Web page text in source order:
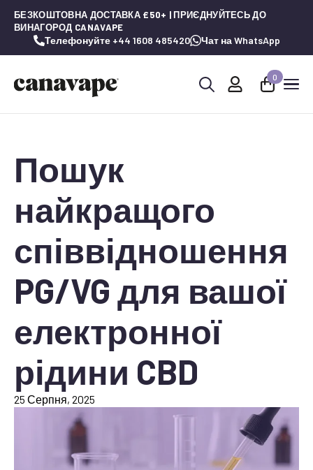
БЕЗКОШТОВНА ДОСТАВКА £50+ | ПРИЄДНУЙТЕСЬ ДО
ВИНАГОРОД CANAVAPE
Телефонуйте +44 1608 485420 Чат на WhatsApp
0
Пошук
найкращого
співвідношення
PG/VG для вашої
електронної
рідини CBD
25 Серпня, 2025